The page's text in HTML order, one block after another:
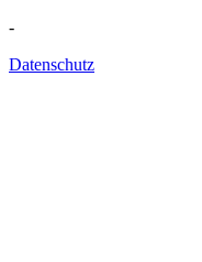
-
Datenschutz